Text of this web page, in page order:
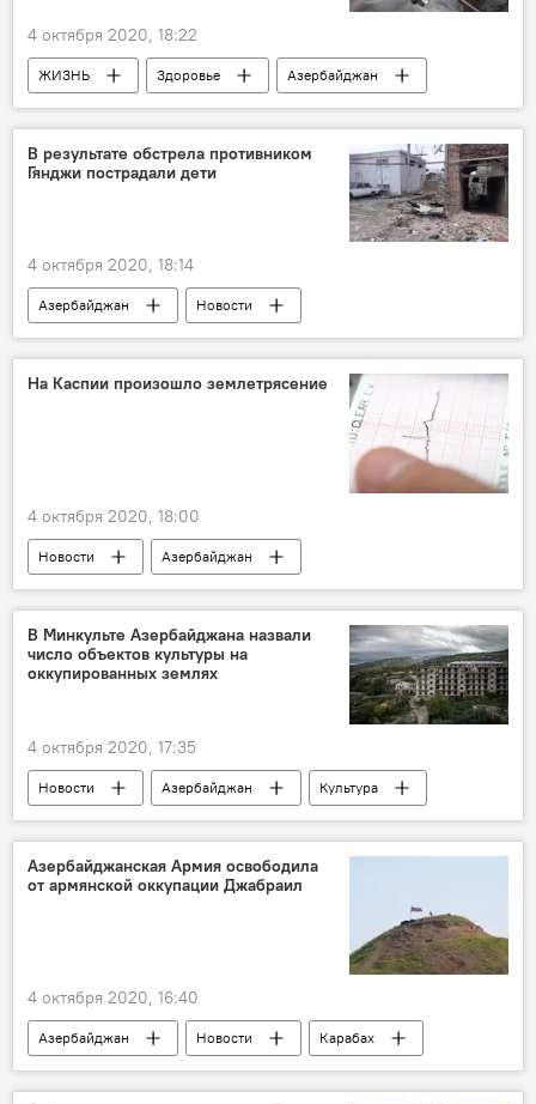
4 октября 2020, 18:22
ЖИЗНЬ Здоровье
Азербайджан
Новости
Коронавирус
Статистика
Кабинет министров АР
В результате обстрела противником
Гянджи пострадали дети
4 октября 2020, 18:14
Азербайджан Новости
На Каспии произошло землетрясение
4 октября 2020, 18:00
Новости
Азербайджан
землетрясение
Каспий
В Минкульте Азербайджана назвали
число объектов культуры на
оккупированных землях
4 октября 2020, 17:35
Новости Азербайджан
Культура
ЖИЗНЬ
Карабах
Министерство культуры АР
Оккупированные территории
Азербайджанская Армия освободила
от армянской оккупации Джабраил
4 октября 2020, 16:40
Азербайджан Новости
Карабах
Контрнаступление войск Азербайджана